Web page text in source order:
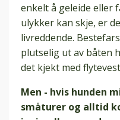
enkelt å geleide eller
ulykker kan skje, er
livreddende.
plutselig ut av båten
det kjekt med
Men - hvis hunden
småturer og alltid